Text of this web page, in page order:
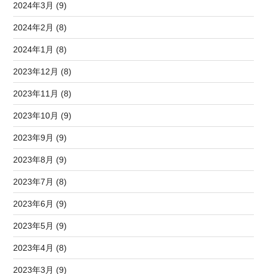
2024年3月 (9)
2024年2月 (8)
2024年1月 (8)
2023年12月 (8)
2023年11月 (8)
2023年10月 (9)
2023年9月 (9)
2023年8月 (9)
2023年7月 (8)
2023年6月 (9)
2023年5月 (9)
2023年4月 (8)
2023年3月 (9)